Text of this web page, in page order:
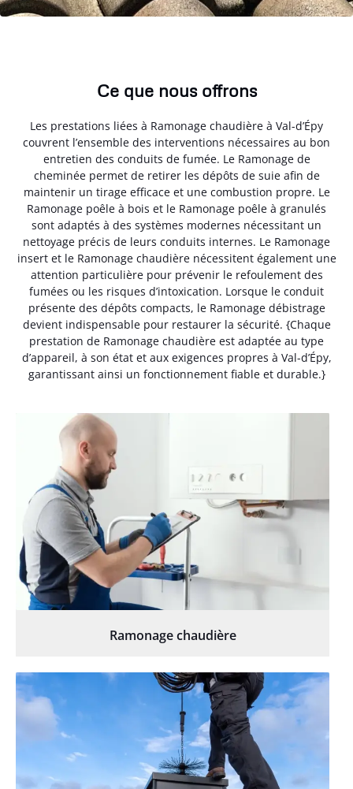
Ce que nous offrons
Les prestations liées à Ramonage chaudière à Val-d’Épy
couvrent l’ensemble des interventions nécessaires au bon
entretien des conduits de fumée. Le Ramonage de
cheminée permet de retirer les dépôts de suie afin de
maintenir un tirage efficace et une combustion propre. Le
Ramonage poêle à bois et le Ramonage poêle à granulés
sont adaptés à des systèmes modernes nécessitant un
nettoyage précis de leurs conduits internes. Le Ramonage
insert et le Ramonage chaudière nécessitent également une
attention particulière pour prévenir le refoulement des
fumées ou les risques d’intoxication. Lorsque le conduit
présente des dépôts compacts, le Ramonage débistrage
devient indispensable pour restaurer la sécurité. {Chaque
prestation de Ramonage chaudière est adaptée au type
d’appareil, à son état et aux exigences propres à Val-d’Épy,
garantissant ainsi un fonctionnement fiable et durable.}
Ramonage chaudière